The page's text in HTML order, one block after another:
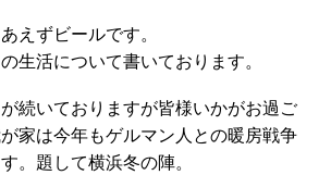
えずビールです。
生活について書いております。
続いておりますが皆様いかがお過ご
家は今年もゲルマン人との暖房戦争
。題して横浜冬の陣。